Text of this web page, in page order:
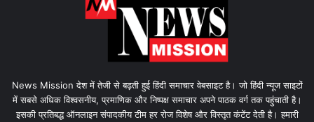
News Mission देश में तेजी से बढ़ती हुई हिंदी समाचार वेबसाइट है। जो हिंदी न्यूज साइटों
में सबसे अधिक विश्वसनीय, प्रमाणिक और निष्पक्ष समाचार अपने पाठक वर्ग तक पहुंचाती है।
इसकी प्रतिबद्ध ऑनलाइन संपादकीय टीम हर रोज विशेष और विस्तृत कंटेंट देती है। हमारी